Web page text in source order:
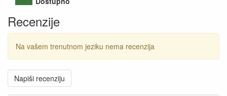
Recenzije
Na vašem trenutnom jeziku nema recenzija
Napiši recenziju